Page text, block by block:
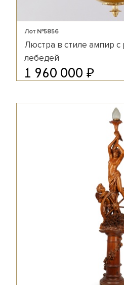
Лот №5856
Люстра в стиле ампир
лебедей
1 960 000 ₽